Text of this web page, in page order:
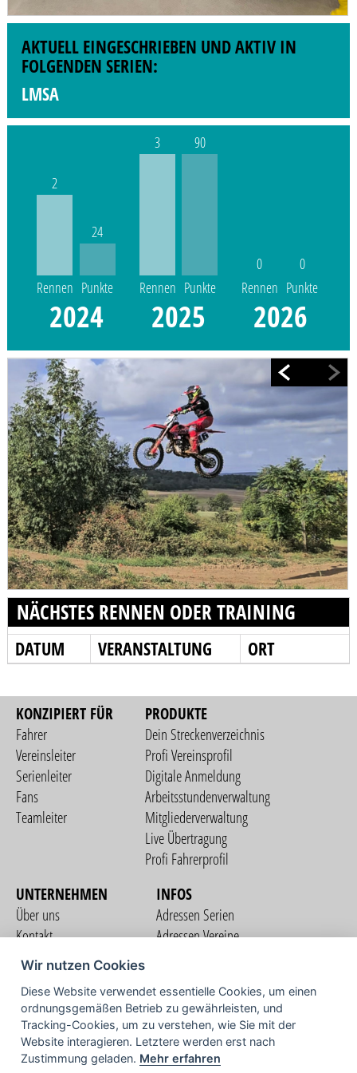
AKTUELL EINGESCHRIEBEN UND AKTIV IN
FOLGENDEN SERIEN:
LMSA
2
Rennen
24
Punkte
2024
3
Rennen
90
Punkte
2025
0
Rennen
0
Punkte
2026
NÄCHSTES RENNEN ODER TRAINING
DATUM VERANSTALTUNG ORT
KONZIPIERT FÜR
Fahrer
Vereinsleiter
Serienleiter
Fans
Teamleiter
PRODUKTE
Dein Streckenverzeichnis
Profi Vereinsprofil
Digitale Anmeldung
Arbeitsstundenverwaltung
Mitgliederverwaltung
Live Übertragung
Profi Fahrerprofil
UNTERNEHMEN
Über uns
Kontakt
Nutzungsbedingungen
Datenschutzerklärung
Impressum
INFOS
Adressen Serien
Adressen Vereine
COMMUNITY
Wir nutzen Cookies
Diese Website verwendet essentielle Cookies, um einen
ordnungsgemäßen Betrieb zu gewährleisten, und
Tracking-Cookies, um zu verstehen, wie Sie mit der
Website interagieren. Letztere werden erst nach
Zustimmung geladen. Mehr erfahren